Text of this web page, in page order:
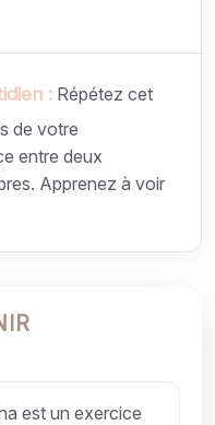
: Répétez cet
de votre
entre deux
Apprenez à voir
est un exercice